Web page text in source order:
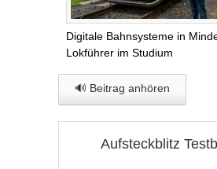
Digitale Bahnsysteme in
Lokführer im Studium
🔊 Beitrag anhören
Aufsteckblitz